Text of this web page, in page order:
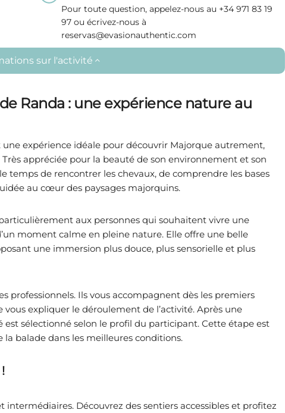
Pour toute question, appelez-nous au +34 971 83 19
97 ou écrivez-nous à
reservas@evasionauthentic.com
sur l'activité
Randa : une expérience nature au
une expérience idéale pour découvrir Majorque autrement,
appréciée pour la beauté de son environnement et son
temps de rencontrer les chevaux, de comprendre les bases
au cœur des paysages majorquins.
aux personnes qui souhaitent vivre une
moment calme en pleine nature. Elle offre une belle
une immersion plus douce, plus sensorielle et plus
professionnels. Ils vous accompagnent dès les premiers
expliquer le déroulement de l’activité. Après une
sélectionné selon le profil du participant. Cette étape est
balade dans les meilleures conditions.
Découvrez des sentiers accessibles et profitez